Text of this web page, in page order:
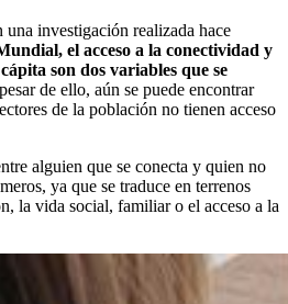
una investigación realizada hace
el acceso a la conectividad y
son dos variables que se
de ello, aún se puede encontrar
de la población no tienen acceso
alguien que se conecta y quien no
ya que se traduce en terrenos
la vida social, familiar o el acceso a la